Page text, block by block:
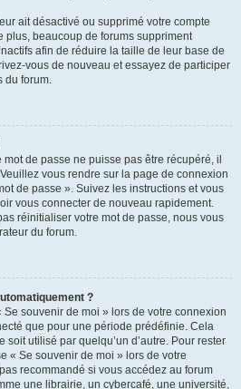
ait désactivé ou supprimé votre compte
plus, beaucoup de forums suppriment
afin de réduire la taille de leur base de
vous de nouveau et essayez de participer
du forum.
de passe ne puisse pas être récupéré, il
vous rendre sur la page de connexion
de passe ». Suivez les instructions et vous
vous connecter de nouveau rapidement.
réinitialiser votre mot de passe, nous vous
du forum.
?
souvenir de moi » lors de votre connexion
que pour une période prédéfinie. Cela
soit utilisé par quelqu’un d’autre. Pour rester
« Se souvenir de moi » lors de votre
recommandé si vous accédez au forum
une librairie, un cybercafé, une université,